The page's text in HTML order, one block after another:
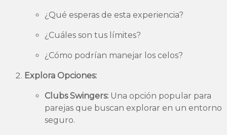
¿Qué esperas de esta experiencia?
¿Cuáles son tus límites?
¿Cómo podrían manejar los celos?
Explora Opciones:
Clubs Swingers: Una opción popular para
parejas que buscan explorar en un entorno
seguro.